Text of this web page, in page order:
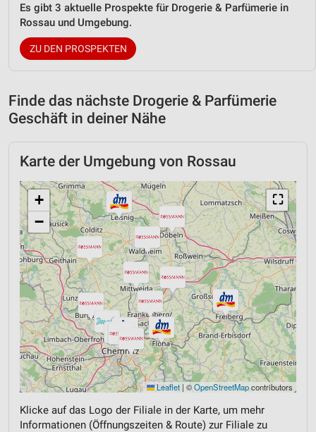
Es gibt 3 aktuelle Prospekte für Drogerie & Parfümerie in
Rossau und Umgebung.
ZU DEN PROSPEKTEN
Finde das nächste Drogerie & Parfümerie
Geschäft in deiner Nähe
Karte der Umgebung von Rossau
⛶
+
−
Leaflet | ©OpenStreetMapcontributors
Klicke auf das Logo der Filiale in der Karte, um mehr
Informationen (Öffnungszeiten & Route) zur Filiale zu